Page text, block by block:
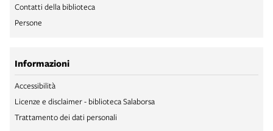
Contatti della biblioteca
Persone
Informazioni
Accessibilità
Licenze e disclaimer - biblioteca Salaborsa
Trattamento dei dati personali